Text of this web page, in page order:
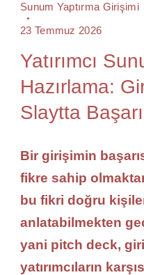
Sunum Yaptırma Girişimi
23 Temmuz 2026
Yatırımcı
Hazırlama:
Slaytta
Bir girişimin
fikre sahip
bu fikri doğru
anlatabilmekten
yani pitch deck,
yatırımcıların